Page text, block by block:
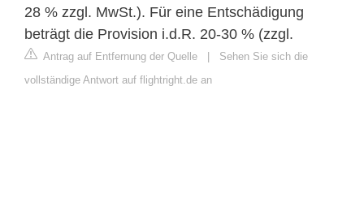
28 % zzgl. MwSt.). Für eine Entschädigung
beträgt die Provision i.d.R. 20-30 % (zzgl.
Antrag auf Entfernung der Quelle
Sehen Sie sich die
vollständige Antwort auf flightright.de an